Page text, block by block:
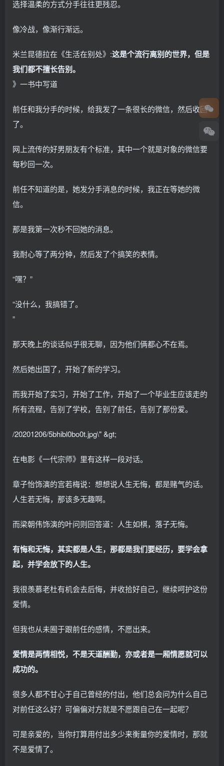
选择温柔的方式分手往往更残忍。
像冷战，像渐行渐远。
米兰昆德拉在《生活在别处》:这是个流行离别的世界，但是
我们都不擅长告别。
》一书中写道
前任和我分手的时候，给我发了一条很长的微信，然后收回
了。
网上流传的好男朋友有个标准，其中一个就是对象的微信要
每秒回一次。
前任不知道的是，她发分手消息的时候，我正在等她的微
信。
那是我第一次秒不回她的消息。
我耐心等了两分钟，然后发了个搞笑的表情。
“嘿？”
“没什么，我搞错了。
”
那天晚上的谈话似乎很无聊，因为他们俩都心不在焉。
然后她出国了，开始了新的学习。
而我开始了实习，开始了工作，开始了一个毕业生应该走的
所有流程，告别了学校，告别了前任，告别了那份爱。
/20201206/5bhibl0bo0t.jpg\" &gt;
在电影《一代宗师》里有这样一段对话。
章子怡饰演的宫若梅说：想想说人生无悔，都是赌气的话。
人生若无悔，那该多无趣啊。
而梁朝伟饰演的叶问则回答道：人生如棋，落子无悔。
有悔和无悔，其实都是人生，那都是我们要经历，要学会拿
起，并学会放下的人生。
我很羡慕老杜有机会去后悔，并收拾好自己，继续呵护这份
爱情。
但我也从未囿于跟前任的感情，不愿出来。
爱情是两情相悦，不是天道酬勤，亦或者是一厢情愿就可以
成功的。
很多人都不甘心于自己曾经的付出，他们总会问为什么自己
对前任这么好？可偏偏对方就是不愿跟自己在一起呢？
可是亲爱的，当你打算用付出多少来衡量你的爱情时，那就
不是爱情了。